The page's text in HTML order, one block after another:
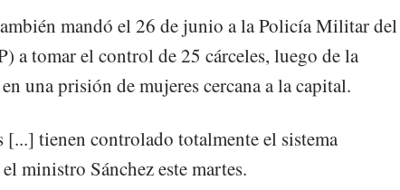
mandó el 26 de junio a la Policía Militar del
a tomar el control de 25 cárceles, luego de la
una prisión de mujeres cercana a la capital.
[...] tienen controlado totalmente el sistema
ministro Sánchez este martes.